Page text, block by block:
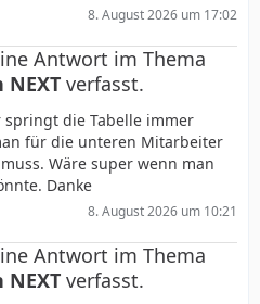
8. August 2026 um 17:02
Antwort im Thema
verfasst.
die Tabelle immer
für die unteren Mitarbeiter
Wäre super wenn man
Danke
8. August 2026 um 10:21
Antwort im Thema
verfasst.